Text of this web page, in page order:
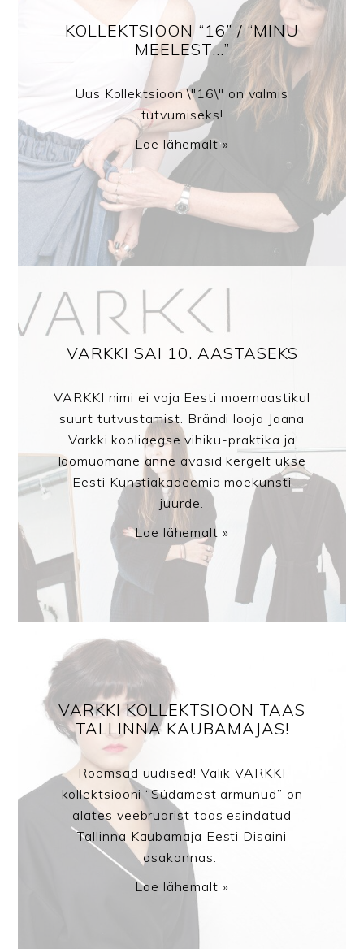
KOLLEKTSIOON “16” / “MINU
MEELEST…”
Uus Kollektsioon \"16\" on valmis
tutvumiseks!
Loe lähemalt »
VARKKI SAI 10. AASTASEKS
VARKKI nimi ei vaja Eesti moemaastikul
suurt tutvustamist. Brändi looja Jaana
Varkki kooliaegse vihiku-praktika ja
loomuomane anne avasid kergelt ukse
Eesti Kunstiakadeemia moekunsti
juurde.
Loe lähemalt »
VARKKI KOLLEKTSIOON TAAS
TALLINNA KAUBAMAJAS!
Rõõmsad uudised! Valik VARKKI
kollektsiooni “Südamest armunud” on
alates veebruarist taas esindatud
Tallinna Kaubamaja Eesti Disaini
osakonnas.
Loe lähemalt »